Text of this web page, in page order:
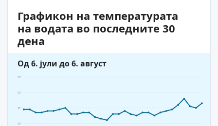
Графикон на температурата
на водата во последните 30
дена
Од 6. јули до 6. август
30°
31°
32°
33°